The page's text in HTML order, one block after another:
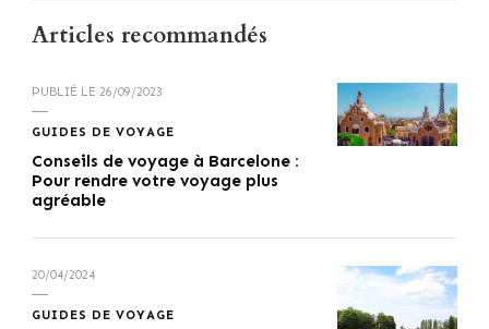
Articles recommandés
PUBLIÉ LE 26/09/2023
GUIDES DE VOYAGE
Conseils de voyage à Barcelone :
Pour rendre votre voyage plus
agréable
20/04/2024
GUIDES DE VOYAGE